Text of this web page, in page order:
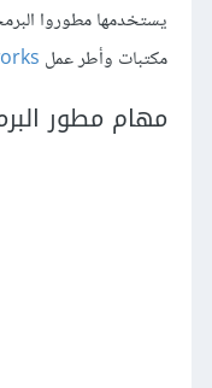
يستخدمها مطوروا
مكتبات وأطر عمل
مهام مطور